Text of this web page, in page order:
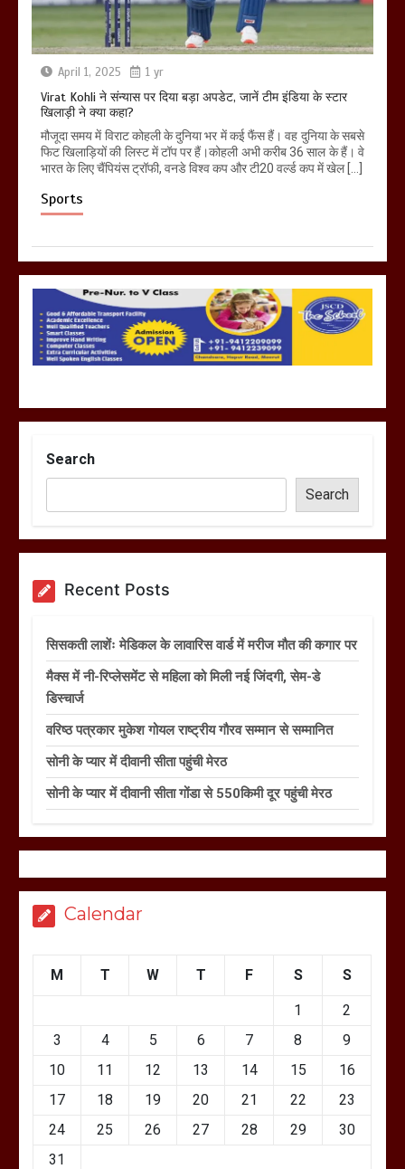
April 1, 2025 1 yr
Virat Kohli ने संन्यास पर दिया बड़ा अपडेट, जानें टीम इंडिया के स्टार
खिलाड़ी ने क्या कहा?
मौजूदा समय में विराट कोहली के दुनिया भर में कई फैंस हैं। वह दुनिया के सबसे
फिट खिलाड़ियों की लिस्ट में टॉप पर हैं।कोहली अभी करीब 36 साल के हैं। वे
भारत के लिए चैंपियंस ट्रॉफी, वनडे विश्व कप और टी20 वर्ल्ड कप में खेल […]
Sports
Search
Search
Recent Posts
सिसकती लाशेंः मेडिकल के लावारिस वार्ड में मरीज मौत की कगार पर
मैक्स में नी-रिप्लेसमेंट से महिला को मिली नई जिंदगी, सेम-डे
डिस्चार्ज
वरिष्ठ पत्रकार मुकेश गोयल राष्ट्रीय गौरव सम्मान से सम्मानित
सोनी के प्यार में दीवानी सीता पहुंची मेरठ
सोनी के प्यार में दीवानी सीता गोंडा से 550किमी दूर पहुंची मेरठ
Calendar
M T W T F S S
1
2
3
4 5 6 7 8
9
10
11 12 13 14 15
16
17
18 19 20 21 22
23
24
25 26 27 28 29
30
31